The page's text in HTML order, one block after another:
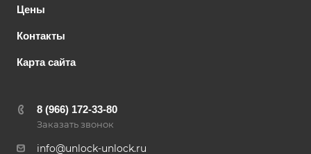
Цены
Контакты
Карта сайта
8 (966) 172-33-80
Заказать звонок
info@unlock-unlock.ru